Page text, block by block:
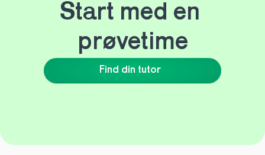
Find din tutor
Start med en
prøvetime